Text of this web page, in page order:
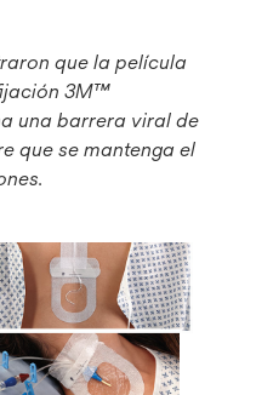
que la película
3M™
una barrera viral de
que se mantenga el